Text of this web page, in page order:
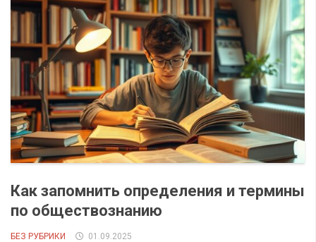
Как запомнить определения и термины
по обществознанию
БЕЗ РУБРИКИ 01.09.2025